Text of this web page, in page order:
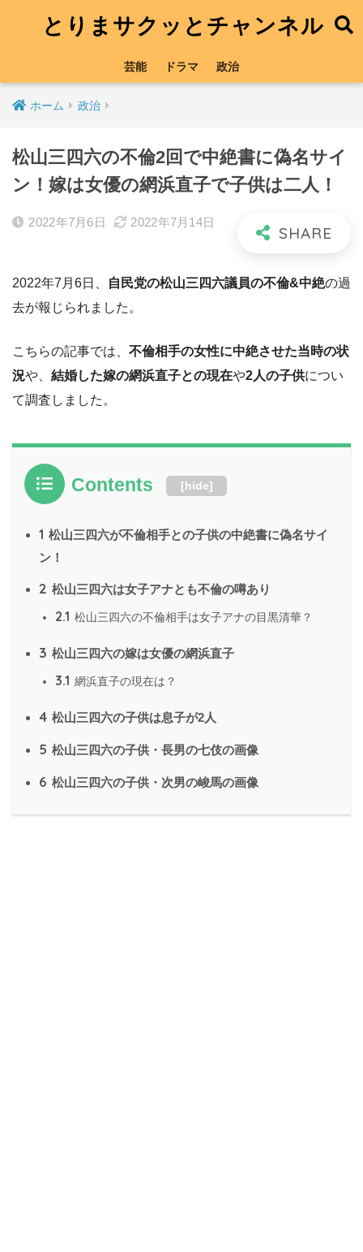
とりまサクッとチャンネル
芸能 ドラマ 政治
ホーム 政治
松山三四六の不倫2回で中絶書に偽名サイ
ン！嫁は女優の網浜直子で子供は二人！
2022年7月6日 2022年7月14日
2022年7月6日、 自民党の松山三四六議員の不倫&中絶の過
去が報じられました。
こちらの記事では、 不倫相手の女性に中絶させた当時の状
況や、 結婚した嫁の網浜直子との現在や2人の子供につい
て調査しました。
Contents [hide]
1 松山三四六が不倫相手との子供の中絶書に偽名サイ
ン！
2 松山三四六は女子アナとも不倫の噂あり
2.1 松山三四六の不倫相手は女子アナの目黒清華？
3 松山三四六の嫁は女優の網浜直子
3.1 網浜直子の現在は？
4 松山三四六の子供は息子が2人
5 松山三四六の子供・長男の七伎の画像
6 松山三四六の子供・次男の峻馬の画像